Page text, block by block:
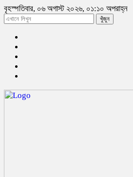
বৃহস্পতিবার, ০৬ অগাস্ট ২০২৬, ০১:১০ অপরাহ্ন
খুঁজুন